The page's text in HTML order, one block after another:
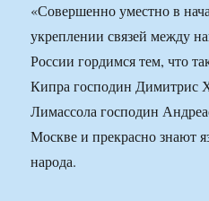
«Совершенно уместно в
укреплении связей между
России гордимся тем, что
Кипра господин Димитрис
Лимассола господин
Москве и прекрасно знают
народа.